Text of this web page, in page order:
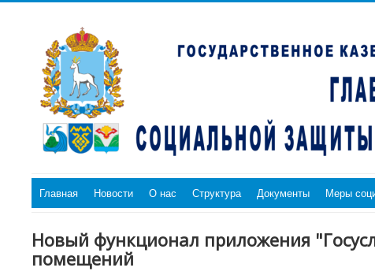
Главная Новости О нас Структура Документы Меры
Новый функционал приложения
помещений